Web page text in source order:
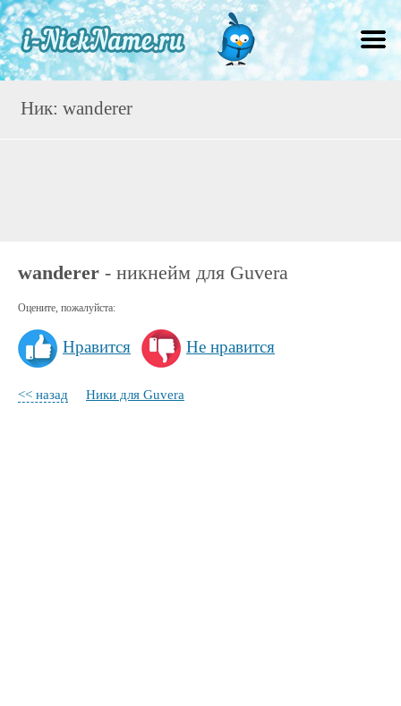
Ник: wanderer
wanderer - никнейм для Guvera
Оцените, пожалуйста:
Нравится Не нравится
<< назад Ники для Guvera